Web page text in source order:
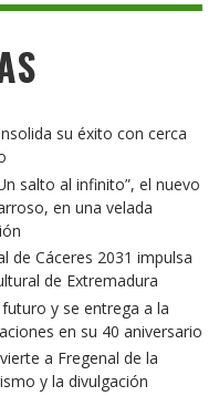
su éxito con cerca
salto al infinito”, el nuevo
en una velada
de Cáceres 2031 impulsa
de Extremadura
y se entrega a la
en su 40 aniversario
a Fregenal de la
y la divulgación